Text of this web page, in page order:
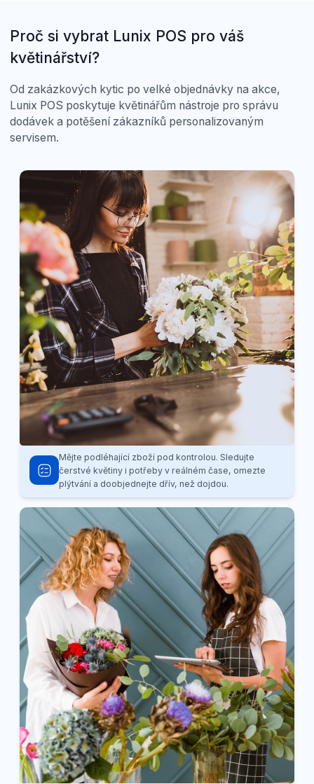
Proč si vybrat Lunix POS pro váš
květinářství?
Od zakázkových kytic po velké objednávky na akce,
Lunix POS poskytuje květinářům nástroje pro správu
dodávek a potěšení zákazníků personalizovaným
servisem.
Mějte podléhající zboží pod kontrolou. Sledujte
čerstvé květiny i potřeby v reálném čase, omezte
plýtvání a doobjednejte dřív, než dojdou.